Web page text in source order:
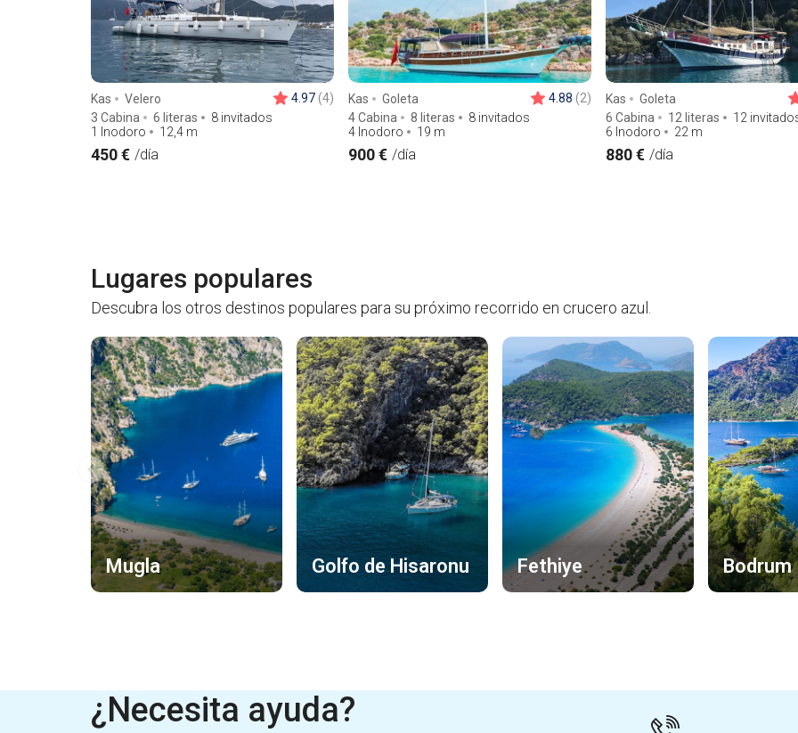
Kas
Velero
3 Cabina
6 literas
8 invitados
1 Inodoro
12,4 m
450 € /día
4.97(4) Kas
Goleta
4 Cabina
8 literas
8 invitados
4 Inodoro
19 m
900 € /día
4.88 (2) Kas
Goleta
6 Cabina
12 literas
12
6 Inodoro
22 m
880 € /día
Lugares populares
Descubra los otros destinos populares para su próximo recorrido en crucero azul.
Mugla Golfo de Hisaronu Fethiye Bodrum
¿Necesita ayuda?